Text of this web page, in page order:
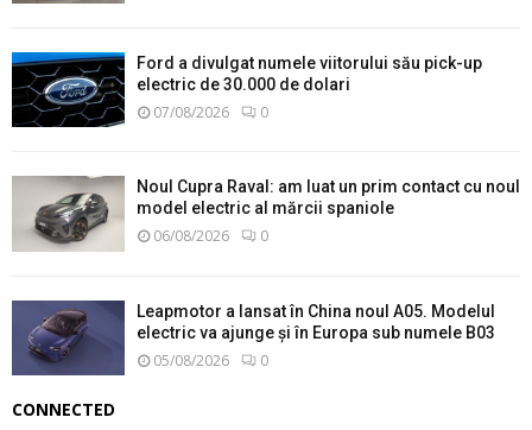
Ford a divulgat numele viitorului său pick-up
electric de 30.000 de dolari
07/08/2026 0
Noul Cupra Raval: am luat un prim contact cu noul
model electric al mărcii spaniole
06/08/2026 0
Leapmotor a lansat în China noul A05. Modelul
electric va ajunge și în Europa sub numele B03
05/08/2026 0
CONNECTED